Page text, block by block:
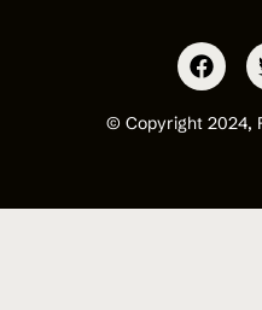
© Copyright 2024,